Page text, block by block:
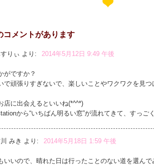
コメントがあります
りぃ より: 2014年5月12日 9:49 午後
がですか？
で頑張りすぎないで、楽しいことやワクワクを見
店に出会えるといいね(*^^*)
から“いちばん明るい窓”が流れてきて、すっご
みき より: 2014年5月18日 1:59 午後
いいので、晴れた日は行ったことのない道を選ん